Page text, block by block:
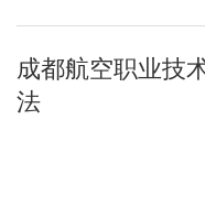
成都航空职业技
法